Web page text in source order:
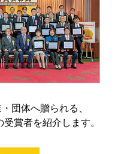
団体へ贈られる、
賞者を紹介します。